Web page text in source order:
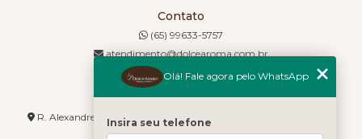
Contato
(65) 99633-5757
atendimento@dolcearoma.com.br
Endereço
R. Alexandre de Barros, 1730 - Jordão - Cuiabá - MT - 78085-636
Olá! Fale agora pelo WhatsApp
Insira seu telefone